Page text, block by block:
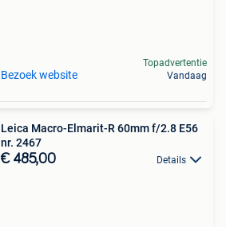
Bezoek website
Topadvertentie
Vandaag
Leica Macro-Elmarit-R 60mm f/2.8 E56
nr. 2467
€ 485,00 Details